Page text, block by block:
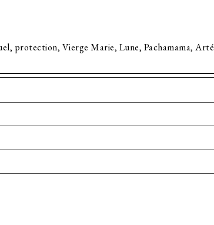
protection, Vierge Marie, Lune, Pachamama,